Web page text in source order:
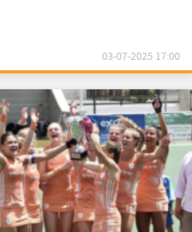
03-07-2025 17:00